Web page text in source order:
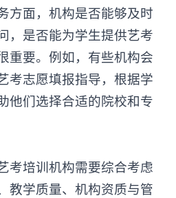
方面，机构是否能够及时
，是否能为学生提供艺考
重要。例如，有些机构会
考志愿填报指导，根据学
他们选择合适的院校和专
培训机构需要综合考虑
教学质量、机构资质与管